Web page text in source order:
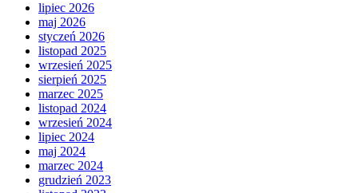
lipiec 2026
maj 2026
styczeń 2026
listopad 2025
wrzesień 2025
sierpień 2025
marzec 2025
listopad 2024
wrzesień 2024
lipiec 2024
maj 2024
marzec 2024
grudzień 2023